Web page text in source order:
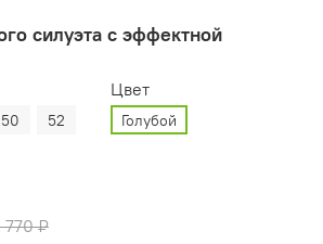
силуэта с эффектной
50 52
Цвет
Голубой
770 ₽